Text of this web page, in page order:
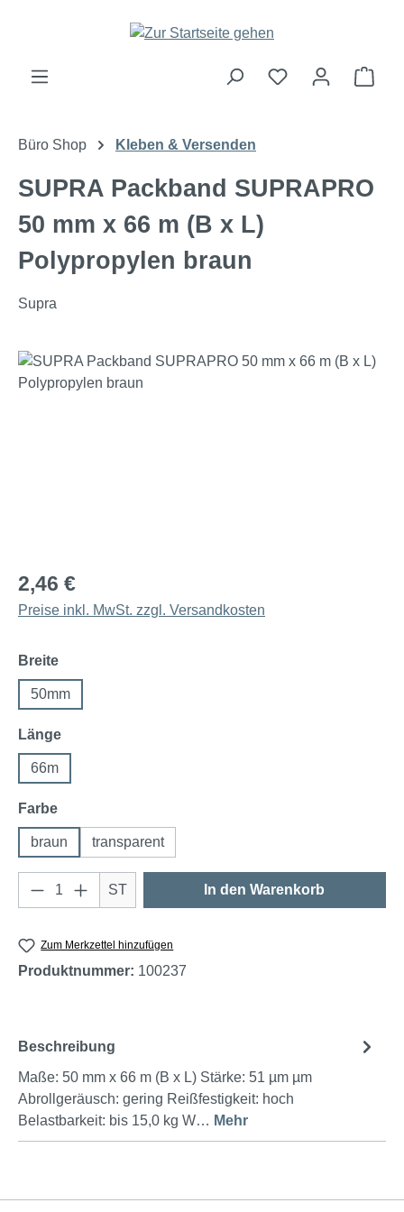
Zum Hauptinhalt springen
Büro Shop Kleben & Versenden
SUPRA Packband SUPRAPRO
50 mm x 66 m (B x L)
Polypropylen braun
Supra
Bildergalerie überspringen
2,46 €
Preise inkl. MwSt. zzgl. Versandkosten
Breiteauswählen
50mm
Längeauswählen
66m
Farbeauswählen
braun transparent
Produkt Anzahl: Gib den gewünschten
ST In den Warenkorb
Zum Merkzettel hinzufügen
Produktnummer: 100237
Beschreibung
Maße: 50 mm x 66 m (B x L) Stärke: 51 µm µm
Abrollgeräusch: gering Reißfestigkeit: hoch
Belastbarkeit: bis 15,0 kg W… Mehr